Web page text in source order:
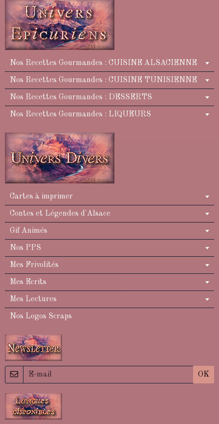
Nos Recettes Gourmandes : CUISINE ALSACIENNE
Nos Recettes Gourmandes : CUISINE TUNISIENNE
Nos Recettes Gourmandes : DESSERTS
Nos Recettes Gourmandes : LIQUEURS
Cartes à imprimer
Contes et Légendes d'Alsace
Gif Animés
Nos PPS
Mes Frivolités
Mes Ecrits
Mes Lectures
Nos Logos Scraps
OK